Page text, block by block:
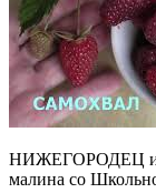
НИЖЕГОРОДЕЦ и
малина со